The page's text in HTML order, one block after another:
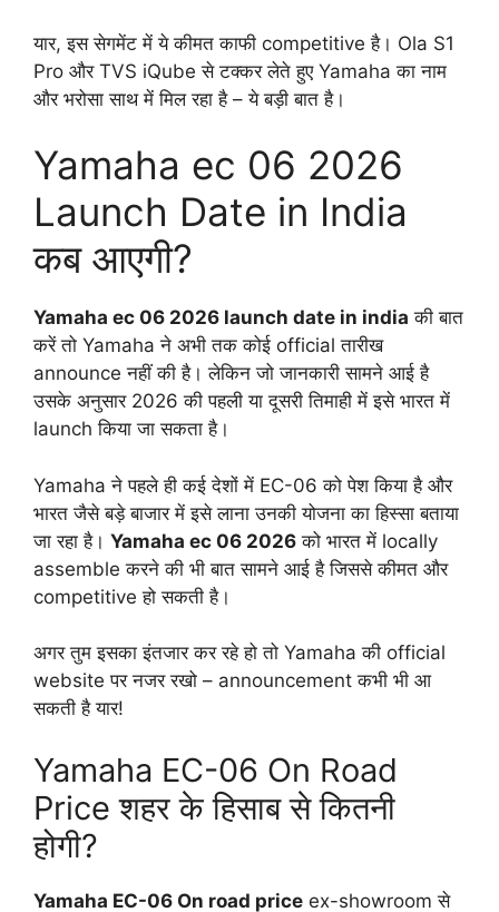
यार, इस सेगमेंट में ये कीमत काफी competitive है। Ola S1
Pro और TVS iQube से टक्कर लेते हुए Yamaha का नाम
और भरोसा साथ में मिल रहा है – ये बड़ी बात है।
Yamaha ec 06 2026
Launch Date in India
कब आएगी?
Yamaha ec 06 2026 launch date in india की बात
करें तो Yamaha ने अभी तक कोई official तारीख
announce नहीं की है। लेकिन जो जानकारी सामने आई है
उसके अनुसार 2026 की पहली या दूसरी तिमाही में इसे भारत में
launch किया जा सकता है।
Yamaha ने पहले ही कई देशों में EC-06 को पेश किया है और
भारत जैसे बड़े बाजार में इसे लाना उनकी योजना का हिस्सा बताया
जा रहा है। Yamaha ec 06 2026 को भारत में locally
assemble करने की भी बात सामने आई है जिससे कीमत और
competitive हो सकती है।
अगर तुम इसका इंतजार कर रहे हो तो Yamaha की official
website पर नजर रखो – announcement कभी भी आ
सकती है यार!
Yamaha EC-06 On Road
Price शहर के हिसाब से कितनी
होगी?
Yamaha EC-06 On road price ex-showroom से